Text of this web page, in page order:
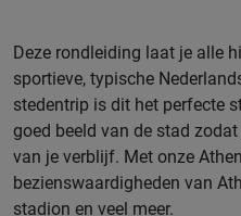
Deze rondleiding laat je alle
sportieve, typische
stedentrip is dit het perfecte
goed beeld van de stad
van je verblijf. Met onze
bezienswaardigheden van
stadion en veel meer.